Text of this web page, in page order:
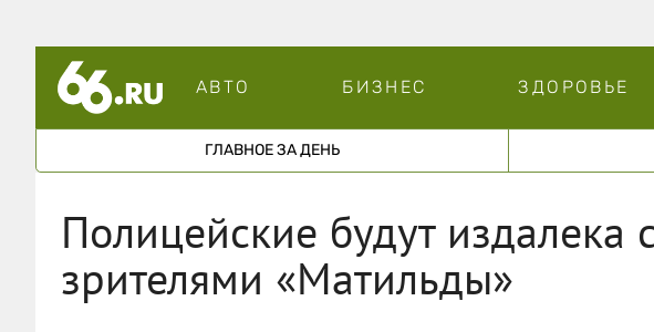
АВТО БИЗНЕС ЗДОРОВЬЕ
ГЛАВНОЕ ЗА ДЕНЬ
Полицейские будут издалека
зрителями «Матильды»